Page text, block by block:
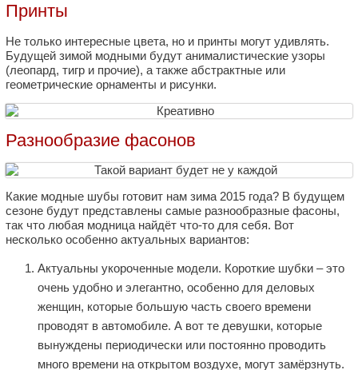
Принты
Не только интересные цвета, но и принты могут удивлять.
Будущей зимой модными будут анималистические узоры
(леопард, тигр и прочие), а также абстрактные или
геометрические орнаменты и рисунки.
Разнообразие фасонов
Какие модные шубы готовит нам зима 2015 года? В будущем
сезоне будут представлены самые разнообразные фасоны,
так что любая модница найдёт что-то для себя. Вот
несколько особенно актуальных вариантов:
Актуальны укороченные модели. Короткие шубки – это
очень удобно и элегантно, особенно для деловых
женщин, которые большую часть своего времени
проводят в автомобиле. А вот те девушки, которые
вынуждены периодически или постоянно проводить
много времени на открытом воздухе, могут замёрзнуть.